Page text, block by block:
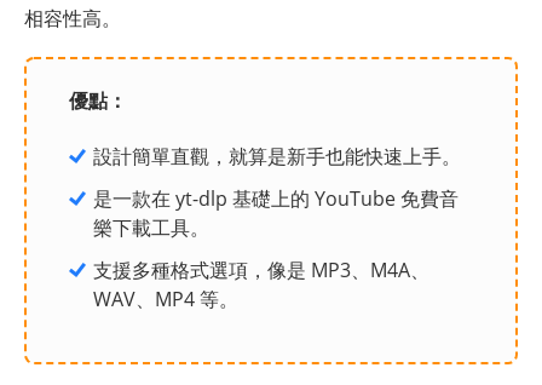
相容性高。
優點：
設計簡單直觀，就算是新手也能快速上手。
是一款在 yt-dlp 基礎上的 YouTube 免費音
樂下載工具。
支援多種格式選項，像是 MP3、M4A、
WAV、MP4 等。